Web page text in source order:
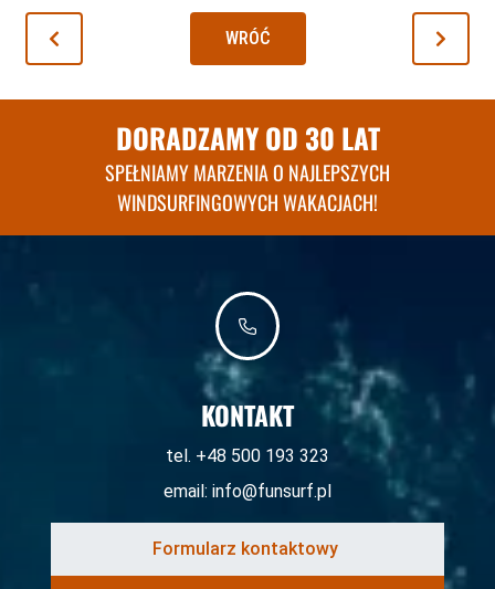
WRÓĆ
DORADZAMY OD 30 LAT
SPEŁNIAMY MARZENIA O NAJLEPSZYCH
WINDSURFINGOWYCH WAKACJACH!
KONTAKT
tel. +48 500 193 323
email: info@funsurf.pl